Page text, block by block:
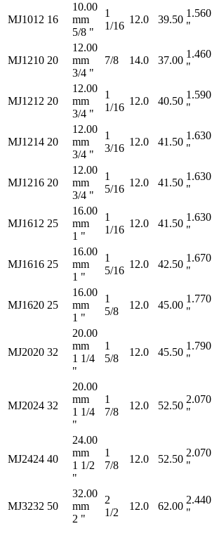
MJ1012 16
10.00
mm
5/8 "
1
1/16
12.0 39.50
1.560
"
MJ1210 20
12.00
mm
3/4 "
7/8 14.0 37.00
1.460
"
MJ1212 20
12.00
mm
3/4 "
1
1/16
12.0 40.50
1.590
"
MJ1214 20
12.00
mm
3/4 "
1
3/16
12.0 41.50
1.630
"
MJ1216 20
12.00
mm
3/4 "
1
5/16
12.0 41.50
1.630
"
MJ1612 25
16.00
mm
1 "
1
1/16
12.0 41.50
1.630
"
MJ1616 25
16.00
mm
1 "
1
5/16
12.0 42.50
1.670
"
MJ1620 25
16.00
mm
1 "
1
5/8
12.0 45.00
1.770
"
MJ2020 32
20.00
mm
1 1/4
"
1
5/8
12.0 45.50
1.790
"
MJ2024 32
20.00
mm
1 1/4
"
1
7/8
12.0 52.50
2.070
"
MJ2424 40
24.00
mm
1 1/2
"
1
7/8
12.0 52.50
2.070
"
MJ3232 50
32.00
mm
2 "
2
1/2
12.0 62.00
2.440
"